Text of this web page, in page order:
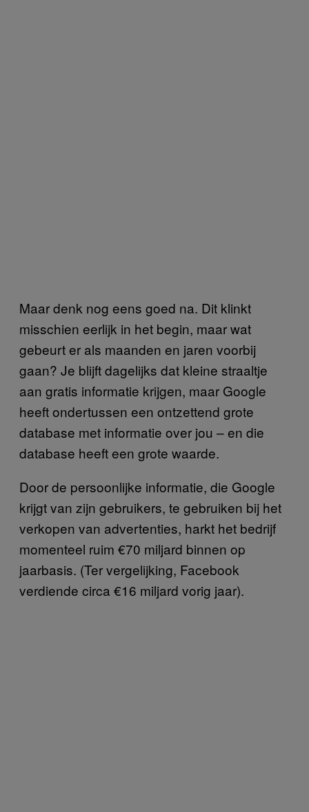
Maar denk nog eens goed na. Dit klinkt
misschien eerlijk in het begin, maar wat
gebeurt er als maanden en jaren voorbij
gaan? Je blijft dagelijks dat kleine straaltje
aan gratis informatie krijgen, maar Google
heeft ondertussen een ontzettend grote
database met informatie over jou – en die
database heeft een grote waarde.
Door de persoonlijke informatie, die Google
krijgt van zijn gebruikers, te gebruiken bij het
verkopen van advertenties, harkt het bedrijf
momenteel ruim €70 miljard binnen op
jaarbasis. (Ter vergelijking, Facebook
verdiende circa €16 miljard vorig jaar).